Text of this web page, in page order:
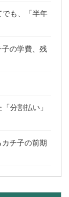
でも、「半年
の学費、残
分割払い」
チ子の前期